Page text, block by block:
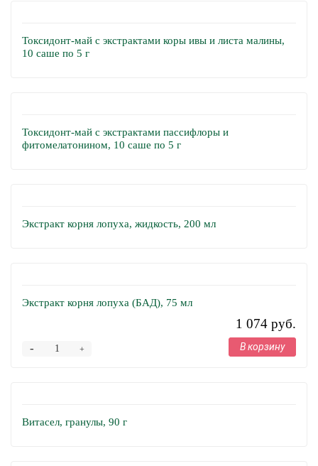
Токсидонт-май с экстрактами коры ивы и листа малины,
10 саше по 5 г
Токсидонт-май с экстрактами пассифлоры и
фитомелатонином, 10 саше по 5 г
Экстракт корня лопуха, жидкость, 200 мл
Экстракт корня лопуха (БАД), 75 мл
1 074 руб.
+
- В корзину
Витасел, гранулы, 90 г